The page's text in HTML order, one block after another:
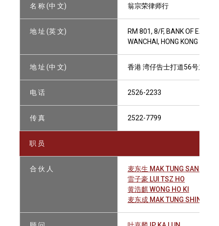
名 称 (中 文) 翁宗荣律师行
地 址 (英 文)
RM 801, 8/F, BANK OF EAST
WANCHAI, HONG KONG
地 址 (中 文) 香港 湾仔告士打道56号东亚
电 话 2526-2233
传 真 2522-7799
职 员
合 伙 人
麦东生 MAK TUNG SANG
雷子豪 LUI TSZ HO
黄浩麒 WONG HO KI
麦东成 MAK TUNG SHING,